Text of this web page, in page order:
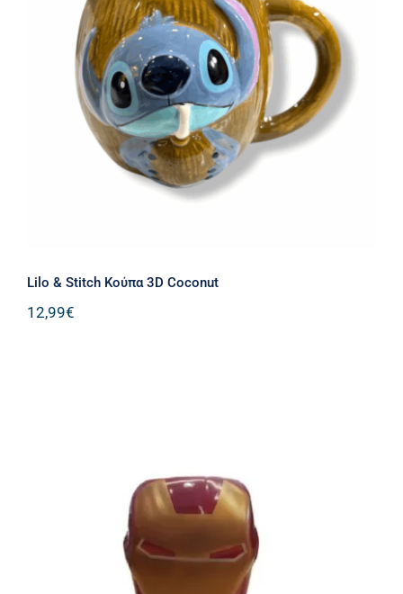
Lilo & Stitch Κούπα 3D Coconut
Lilo & Stitch Κούπα 3D Coconut
12,99€
Marvel Iron Man-Mug 3D Κεραμική
κούπα 330ml